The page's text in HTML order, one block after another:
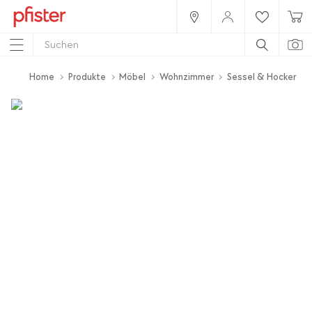
Home Produkte Möbel Wohnzimmer Sessel & Hocker